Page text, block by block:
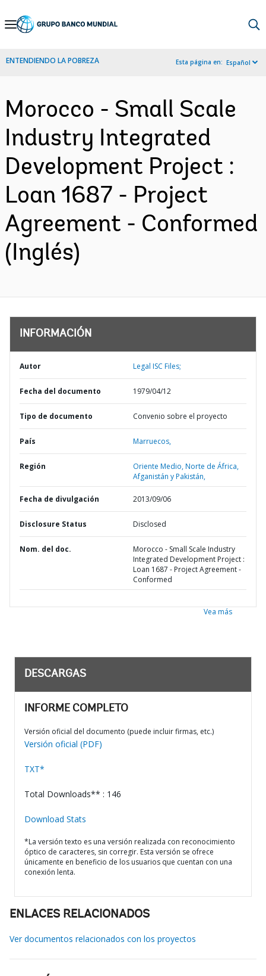
Skip
Navigation
ENTENDIENDO LA POBREZA Esta página en: Español
Morocco - Small Scale
Industry Integrated
Development Project :
Loan 1687 - Project
Agreement - Conformed
(Inglés)
INFORMACIÓN
Autor Legal ISC Files;
Fecha del documento 1979/04/12
Tipo de documento Convenio sobre el proyecto
País Marruecos,
Región
Oriente Medio, Norte de África,
Afganistán y Pakistán,
Fecha de divulgación 2013/09/06
Disclosure Status Disclosed
Nom. del doc.
Morocco - Small Scale Industry
Integrated Development Project :
Loan 1687 - Project Agreement -
Conformed
Vea más
DESCARGAS
INFORME COMPLETO
Versión oficial del documento (puede incluir firmas, etc.)
Versión oficial (PDF)
TXT*
Total Downloads** : 146
Download Stats
*La versión texto es una versión realizada con reconocimiento
óptico de caracteres, sin corregir. Esta versión se ofrece
únicamente en beneficio de los usuarios que cuentan con una
conexión lenta.
ENLACES RELACIONADOS
Ver documentos relacionados con los proyectos